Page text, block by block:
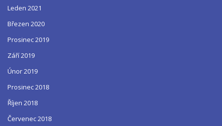
Leden 2021
Březen 2020
Prosinec 2019
Září 2019
Únor 2019
Prosinec 2018
Říjen 2018
Červenec 2018